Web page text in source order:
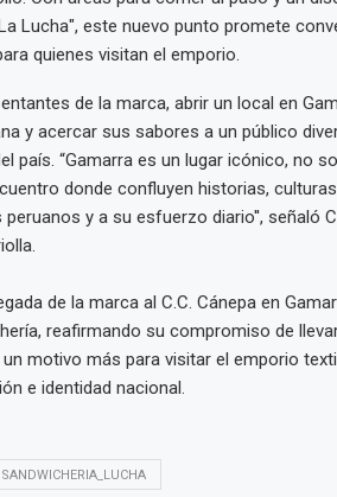
Lucha", este nuevo punto promete
quienes visitan el emporio.
de la marca, abrir un local en
y acercar sus sabores a un público
país. “Gamarra es un lugar icónico, no
donde confluyen historias, culturas
y a su esfuerzo diario'', señaló
de la marca al C.C. Cánepa en
reafirmando su compromiso de
un motivo más para visitar el emporio
e identidad nacional.
SANDWICHERIA_LUCHA